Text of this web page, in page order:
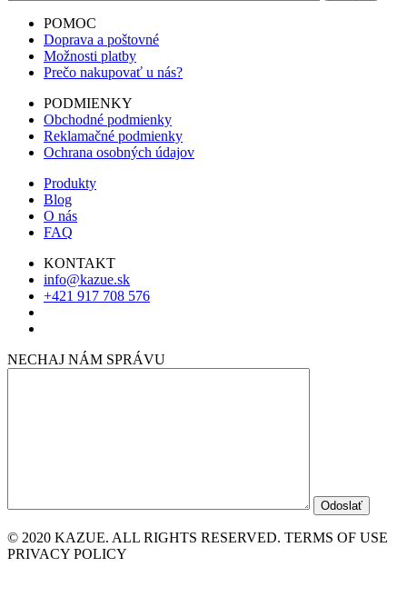
POMOC
Doprava a poštovné
Možnosti platby
Prečo nakupovať u nás?
PODMIENKY
Obchodné podmienky
Reklamačné podmienky
Ochrana osobných údajov
Produkty
Blog
O nás
FAQ
KONTAKT
info@kazue.sk
+421 917 708 576
NECHAJ NÁM SPRÁVU
© 2020 KAZUE. ALL RIGHTS RESERVED. TERMS OF USE
PRIVACY POLICY